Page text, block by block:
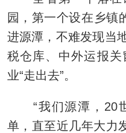
园，第一个设在乡镇
进源潭，不难发现当
税仓库、中外运报
业“走出去”。
“我们源潭，20世
单，直至近几年大力